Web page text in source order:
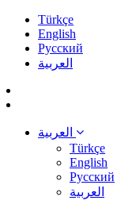
Türkçe
English
Pусский
العربية
Türkçe
English
Pусский
العربية